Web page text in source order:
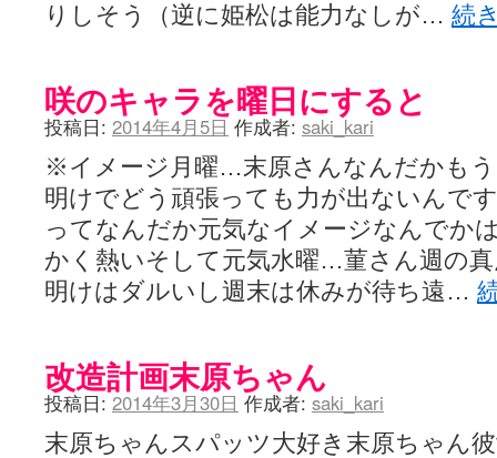
りしそう（逆に姫松は能力なしが… 続
咲のキャラを曜日にすると
投稿日: 2014年4月5日 作成者: saki_kari
※イメージ月曜…末原さんなんだかも
明けでどう頑張っても力が出ないんで
ってなんだか元気なイメージなんでか
かく熱いそして元気水曜…菫さん週の
明けはダルいし週末は休みが待ち遠…
改造計画末原ちゃん
投稿日: 2014年3月30日 作成者: saki_kari
末原ちゃんスパッツ大好き末原ちゃん